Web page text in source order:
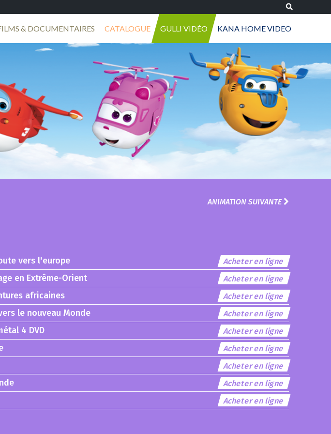
& DOCUMENTAIRES CATALOGUE GULLI VIDÉO KANA HOME VIDEO
ANIMATION SUIVANTE
vers l'europe Acheter en ligne
en Extrême-Orient Acheter en ligne
africaines Acheter en ligne
le nouveau Monde Acheter en ligne
4 DVD Acheter en ligne
Acheter en ligne
Acheter en ligne
Acheter en ligne
Acheter en ligne